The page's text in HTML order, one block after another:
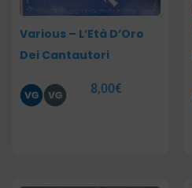
Various – L’Età D’Oro
Dei Cantautori
8,00€